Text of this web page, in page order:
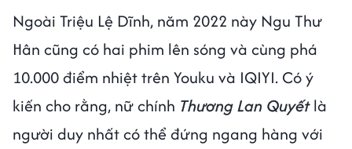
Ngoài Triệu Lệ Dĩnh, năm 2022 này Ngu Thư
Hân cũng có hai phim lên sóng và cùng phá
10.000 điểm nhiệt trên Youku và IQIYI. Có ý
kiến cho rằng, nữ chính Thương Lan Quyếtlà
người duy nhất có thể đứng ngang hàng với